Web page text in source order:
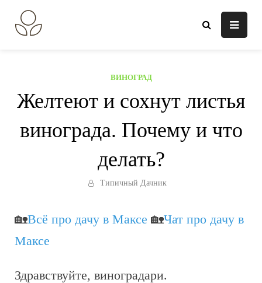
содержанию
ВИНОГРАД
Желтеют и сохнут листья
винограда. Почему и что
делать?
Типичный Дачник
🏡Всё про дачу в Максе 🏡Чат про дачу в
Максе
Здравствуйте, виноградари.